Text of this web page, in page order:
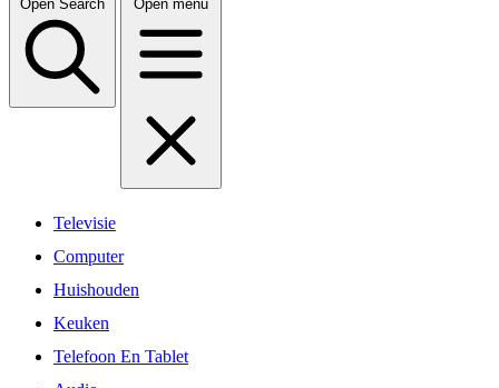
Open Search Open menu
Televisie
Computer
Huishouden
Keuken
Telefoon En Tablet